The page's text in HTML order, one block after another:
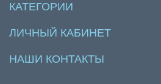
КАТЕГОРИИ
ЛИЧНЫЙ КАБИНЕТ
НАШИ КОНТАКТЫ